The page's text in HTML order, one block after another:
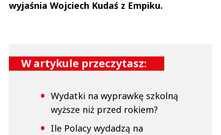
wyjaśnia Wojciech Kudaś z Empiku.
W artykule przeczytasz:
Wydatki na wyprawkę szkolną
wyższe niż przed rokiem?
Ile Polacy wydadzą na